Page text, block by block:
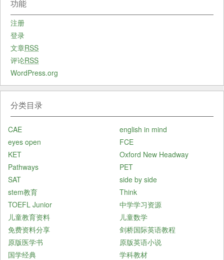
功能
注册
登录
文章RSS
评论RSS
WordPress.org
分类目录
CAE
english in mind
eyes open
FCE
KET
Oxford New Headway
Pathways
PET
SAT
side by side
stem教育
Think
TOEFL Junior
中学学习资源
儿童教育资料
儿童数学
免费资料分享
剑桥国际英语教程
原版医学书
原版英语小说
国学经典
学科教材